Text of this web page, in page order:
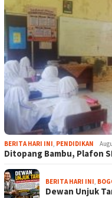
BERITA HARI INI, PENDIDIKAN
Ditopang Bambu, Plafon
BERITA HARI INI,
Dewan Unjuk